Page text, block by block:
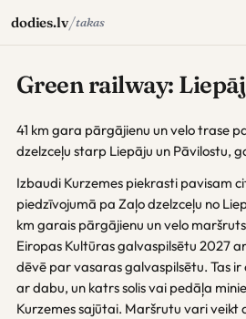
dodies.lv/takas
Green railway:
41 km gara pārgājienu un velo trase
dzelzceļu starp Liepāju un Pāvilostu,
Izbaudi Kurzemes piekrasti pavisam
piedzīvojumā pa Zaļo dzelzceļu no
km garais pārgājienu un velo
Eiropas Kultūras galvaspilsētu 2027
dēvē par vasaras galvaspilsētu. Tas ir
ar dabu, un katrs solis vai pedāļa
Kurzemes sajūtai. Maršrutu vari veikt